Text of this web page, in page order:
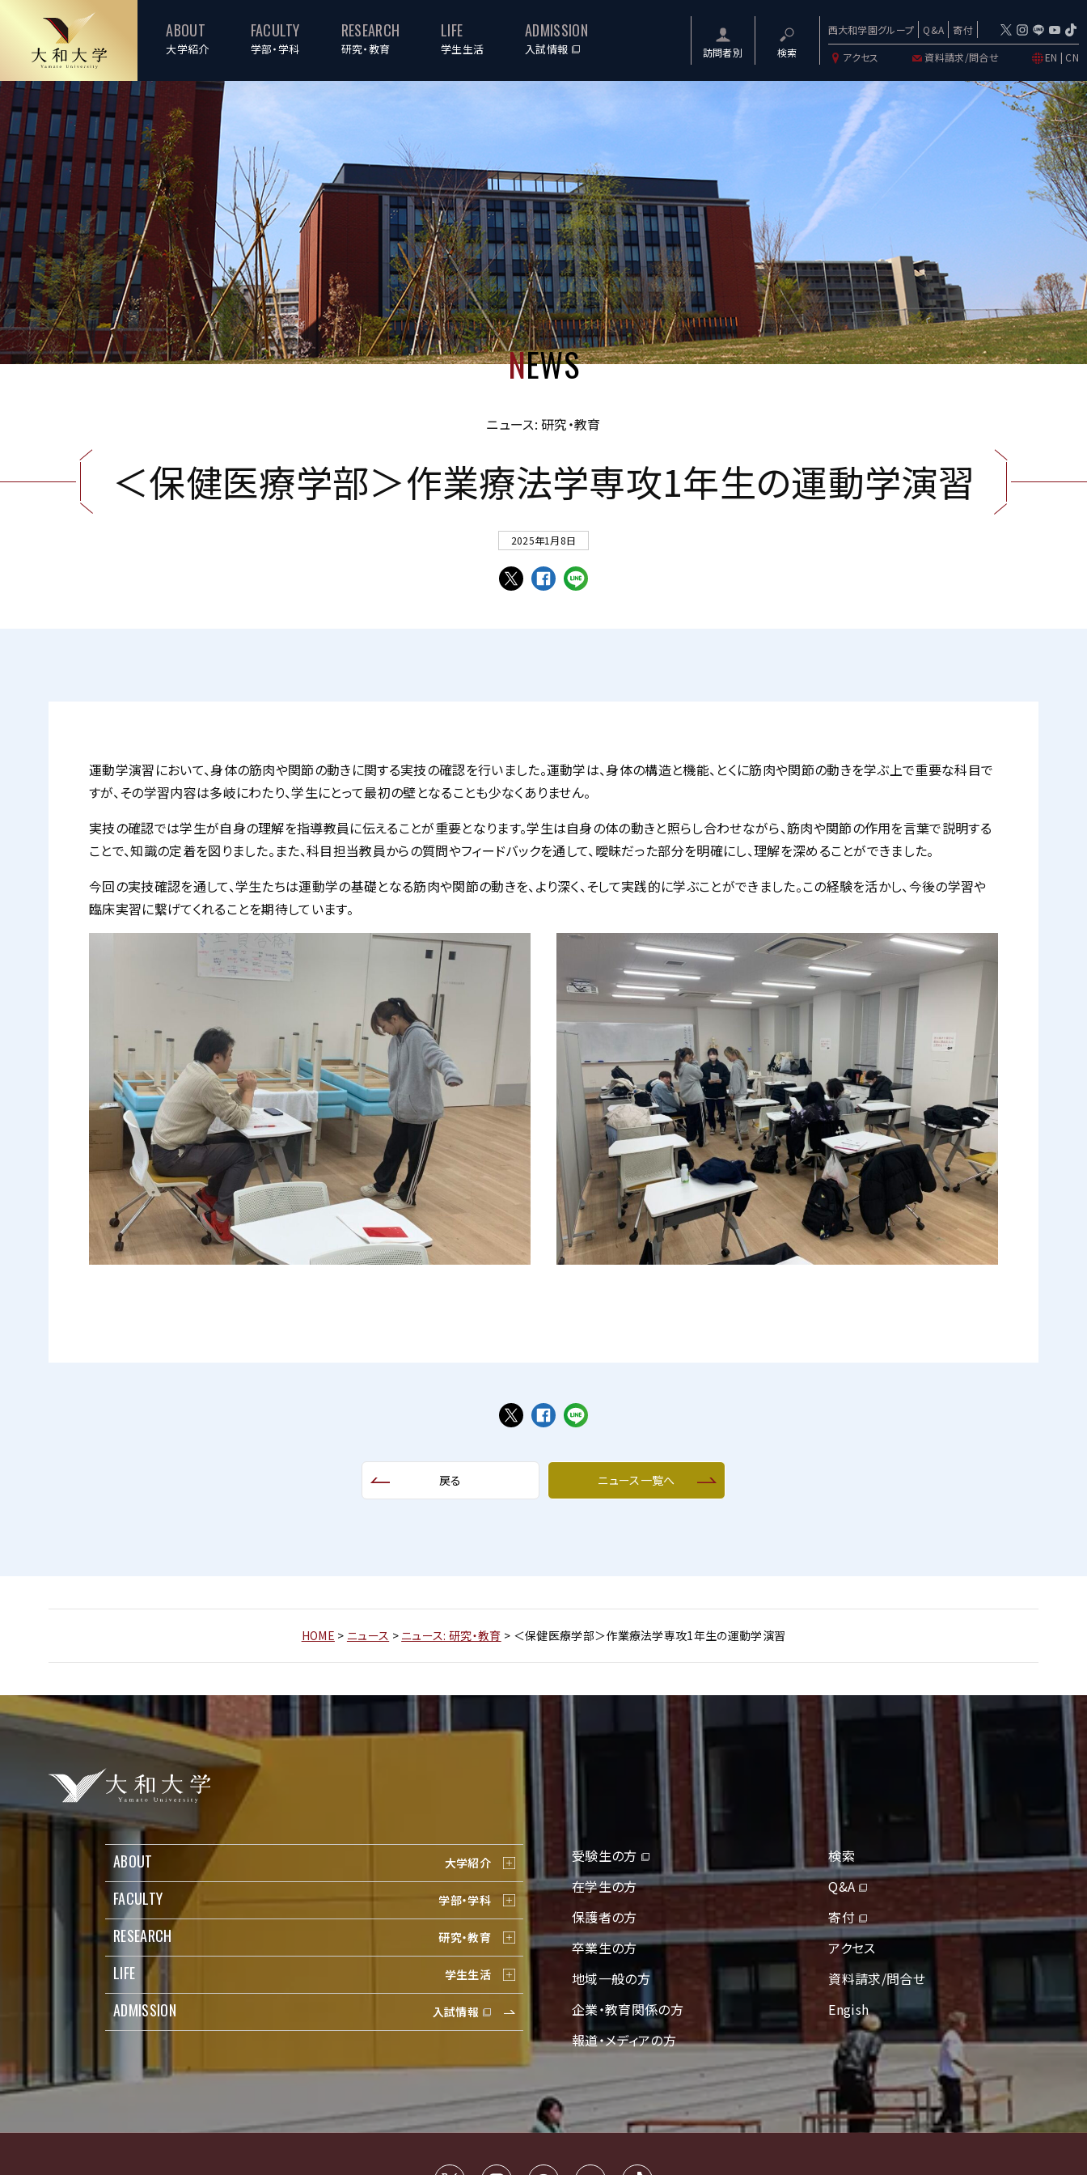
ABOUT
大学紹介
FACULTY
学部・学科
RESEARCH
研究・教育
LIFE
学生生活
ADMISSION
入試情報 訪問者別 検索
西大和学園グループ Q&A
寄付
アクセス
資料請求/問合せ EN | CN
NEWS
ニュース: 研究・教育
＜保健医療学部＞作業療法学専攻1年生の運動学演習
2025年1月8日
運動学演習において、身体の筋肉や関節の動きに関する実技の確認を行いました。運動学は、身体の構造と機能、とくに筋肉や関節の動きを学ぶ上で重要な科目で
すが、その学習内容は多岐にわたり、学生にとって最初の壁となることも少なくありません。
実技の確認では学生が自身の理解を指導教員に伝えることが重要となります。学生は自身の体の動きと照らし合わせながら、筋肉や関節の作用を言葉で説明する
ことで、知識の定着を図りました。また、科目担当教員からの質問やフィードバックを通して、曖昧だった部分を明確にし、理解を深めることができました。
今回の実技確認を通して、学生たちは運動学の基礎となる筋肉や関節の動きを、より深く、そして実践的に学ぶことができました。この経験を活かし、今後の学習や
臨床実習に繋げてくれることを期待しています。
戻る ニュース一覧へ
HOME > ニュース > ニュース: 研究・教育 > ＜保健医療学部＞作業療法学専攻1年生の運動学演習
ABOUT 大学紹介
FACULTY 学部・学科
RESEARCH 研究・教育
LIFE 学生生活
ADMISSION 入試情報
受験生の方
在学生の方
保護者の方
卒業生の方
地域一般の方
企業・教育関係の方
報道・メディアの方
検索
Q&A
寄付
アクセス
資料請求/問合せ
Engish